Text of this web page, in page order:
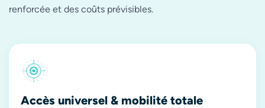
renforcée et des coûts prévisibles.
Accès universel & mobilité totale